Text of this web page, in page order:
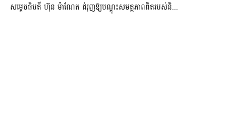
សម្តេចធិបតី ហ៊ុន ម៉ាណែត ជំរុញឱ្យបណ្តុះសមត្ថភាពពិតរបស់និ...